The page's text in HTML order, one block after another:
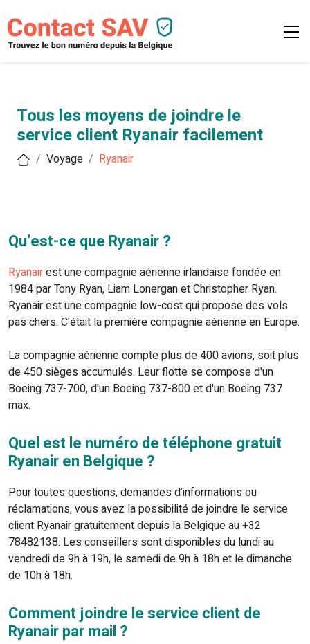
Tous les moyens de joindre le
service client Ryanair facilement
Voyage Ryanair
Qu’est-ce que Ryanair ?
Ryanairest une compagnie aérienne irlandaise fondée en
1984 par Tony Ryan, Liam Lonergan et Christopher Ryan.
Ryanair est une compagnie low-cost qui propose des vols
pas chers. C'était la première compagnie aérienne en Europe.
La compagnie aérienne compte plus de 400 avions, soit plus
de 450 sièges accumulés. Leur flotte se compose d'un
Boeing 737-700, d'un Boeing 737-800 et d'un Boeing 737
max.
Quel est le numéro de téléphone gratuit
Ryanair en Belgique ?
Pour toutes questions, demandes d’informations ou
réclamations, vous avez la possibilité de joindre le service
client Ryanair gratuitement depuis la Belgique au +32
78482138. Les conseillers sont disponibles du lundi au
vendredi de 9h à 19h, le samedi de 9h à 18h et le dimanche
de 10h à 18h.
Comment joindre le service client de
Ryanair par mail ?